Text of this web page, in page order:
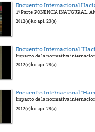
2015(e)ko abe. 2(a)
2015(e)ko abe. 2(a)
2012(e)ko api. 23(a)
2012(e)ko api. 23(a)
2012(e)ko api. 23(a)